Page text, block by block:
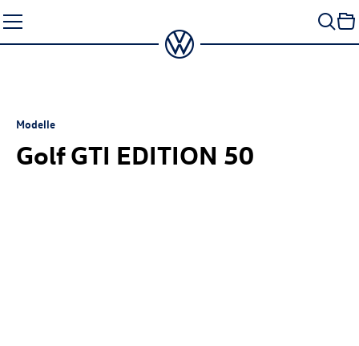
Seiteninhalt
springen
Modelle
Golf GTI EDITION 50